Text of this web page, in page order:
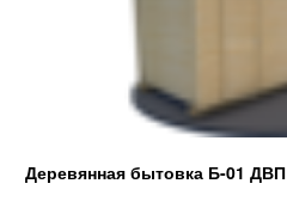
Деревянная бытовка Б-01 ДВП